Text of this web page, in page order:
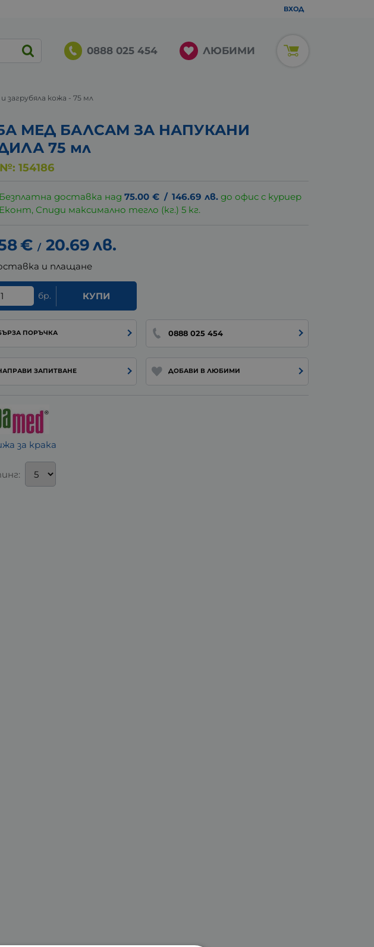
ВХОД
0888 025 454 ЛЮБИМИ
кожа - 75 мл
МЕД БАЛСАМ ЗА НАПУКАНИ
75 мл
154186
Безплатна доставка над75.00 € / 146.69 лв. до офис с куриер
Еконт, Спиди максимално тегло (кг.) 5 кг.
€ / 20.69лв.
и плащане
бр. КУПИ
ПОРЪЧКА 0888 025 454
ЗАПИТВАНЕ ДОБАВИ В ЛЮБИМИ
за крака